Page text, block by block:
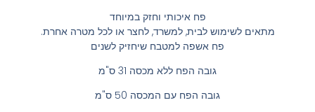
פח איכותי וחזק במיוחד
מתאים לשימוש לבית, למשרד, לחצר או לכל מטרה אחרת.
פח אשפה למטבח שיחזיק לשנים
גובה הפח ללא מכסה 31 ס"מ
גובה הפח עם המכסה 50 ס"מ